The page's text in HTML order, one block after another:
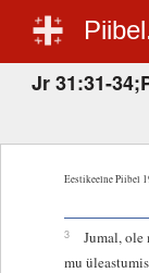
Jr 31:31-
Eestikeelne Piibel
3
Jumal, ole
mu